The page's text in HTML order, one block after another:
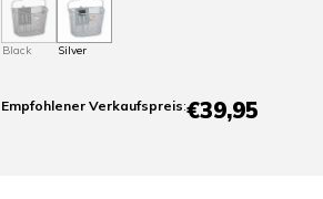
Black Silver
Empfohlener Verkaufspreis:€39,95